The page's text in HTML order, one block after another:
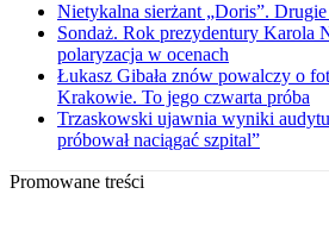
Nietykalna sierżant „Doris”.
Sondaż. Rok prezydentury Karola
polaryzacja w ocenach
Łukasz Gibała znów powalczy o
Krakowie. To jego czwarta próba
Trzaskowski ujawnia wyniki
próbował naciągać szpital”
Promowane treści